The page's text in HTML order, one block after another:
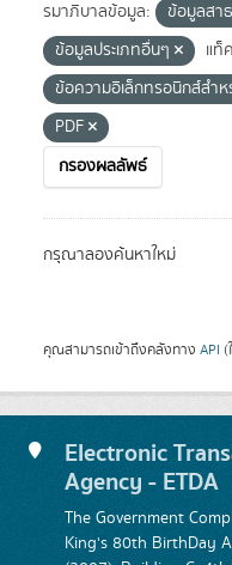
รมาภิบาลข้อมูล:
ข้อมูลสา
ข้อมูลประเภทอื่นๆ
แท็
ข้อความอิเล็กทรอนิกส์สำ
PDF
กรองผลลัพธ์
กรุณาลองค้นหาใหม่
คุณสามารถเข้าถึงคลังทาง API (
Electronic
Agency - ETDA
The Government
King's 80th BirthDay